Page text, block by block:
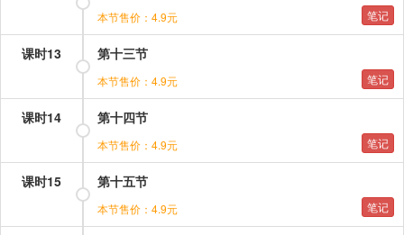
本节售价：4.9元 笔记
课时13 第十三节
本节售价：4.9元 笔记
课时14 第十四节
本节售价：4.9元 笔记
课时15 第十五节
本节售价：4.9元 笔记